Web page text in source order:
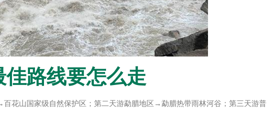
路线要怎么走
花山国家级自然保护区；第二天游勐腊地区→勐腊热带雨林河谷；第三天游普